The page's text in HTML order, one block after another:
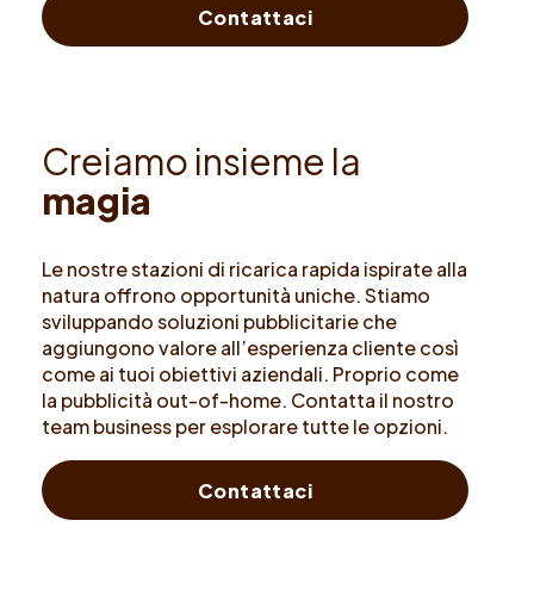
Contattaci
Creiamo insieme la
magia
Le nostre stazioni di ricarica rapida ispirate alla
natura offrono opportunità uniche. Stiamo
sviluppando soluzioni pubblicitarie che
aggiungono valore all’esperienza cliente così
come ai tuoi obiettivi aziendali. Proprio come
la pubblicità out-of-home. Contatta il nostro
team business per esplorare tutte le opzioni.
Contattaci